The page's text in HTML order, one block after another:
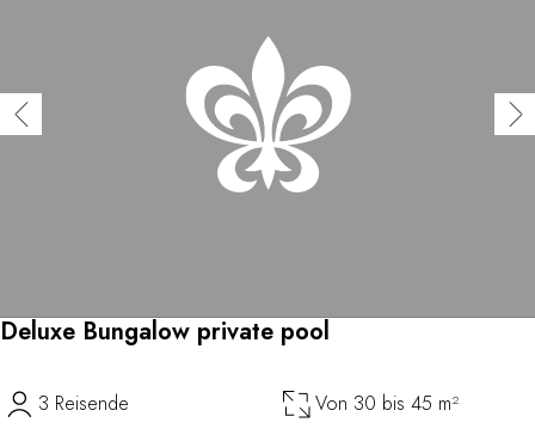
Deluxe Bungalow private pool
3 Reisende Von 30 bis 45 m²